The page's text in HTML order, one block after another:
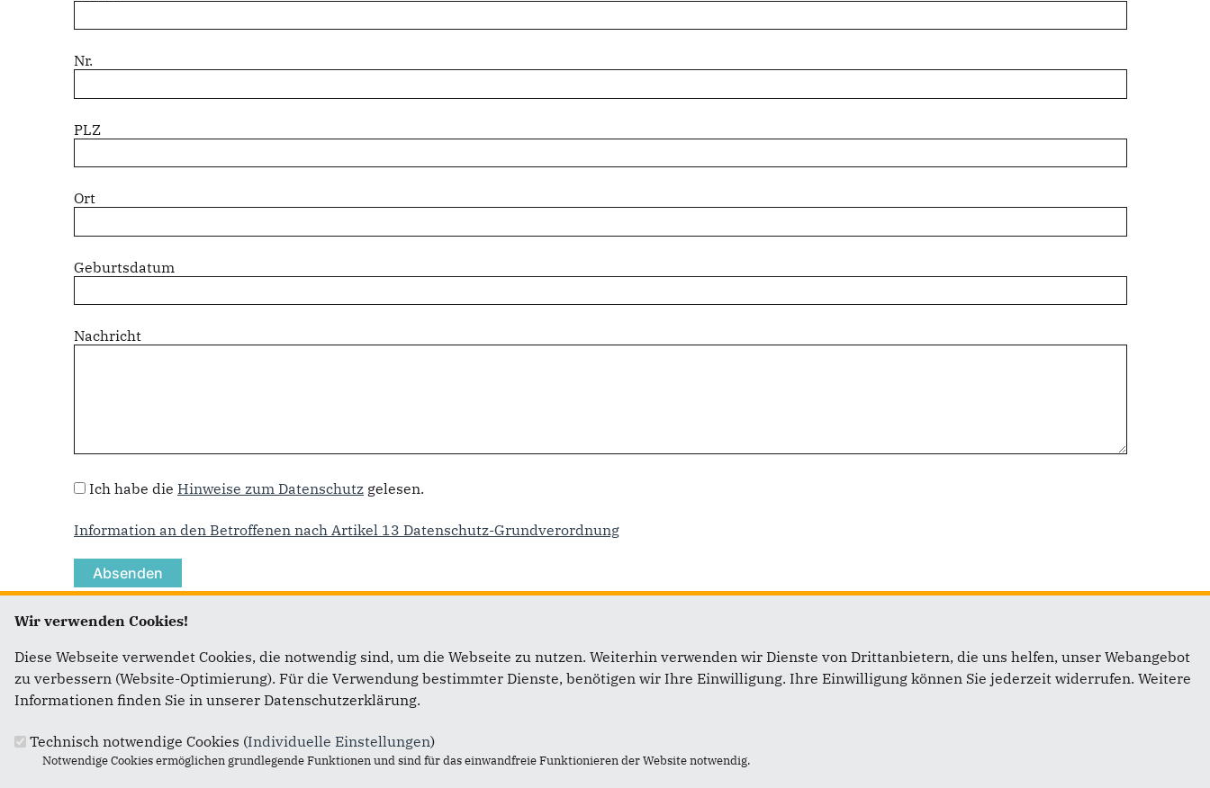
Nr.
PLZ
Ort
Geburtsdatum
Nachricht
Datenschutz*
Ich habe die Hinweise zum Datenschutz gelesen.
Information an den Betroffenen nach Artikel 13 Datenschutz-Grundverordnung
Fußbereich Anschrift
Linda Laubisch
Sieg-Lahn-Str. 36
Im Web
Landesgruppe Bundestag
Links
Wir verwenden Cookies!
Diese Webseite verwendet Cookies, die notwendig sind, um die Webseite zu nutzen. Weiterhin verwenden wir Dienste von Drittanbietern, die uns helfen, unser Webangebot
zu verbessern (Website-Optimierung). Für die Verwendung bestimmter Dienste, benötigen wir Ihre Einwilligung. Ihre Einwilligung können Sie jederzeit widerrufen. Weitere
Informationen finden Sie in unserer Datenschutzerklärung.
Technisch notwendige Cookies (Individuelle Einstellungen)
Notwendige Cookies ermöglichen grundlegende Funktionen und sind für das einwandfreie Funktionieren der Website notwendig.